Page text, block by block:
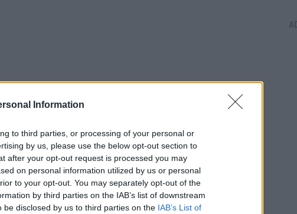
Information
to third parties, or processing of your personal or
by us, please use the below opt-out section to
after your opt-out request is processed you may
on personal information utilized by us or personal
to your opt-out. You may separately opt-out of the
by third parties on the IAB’s list of downstream
disclosed by us to third parties on the IAB’s List of